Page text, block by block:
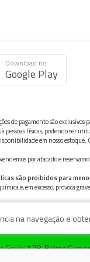
Download no
Google Play
de pagamento são
pessoas físicas, podendo ser
em nosso
por atacado e
são proibidos para
e, em excesso, provoca
Goiás 128, Bairro
na navegação e